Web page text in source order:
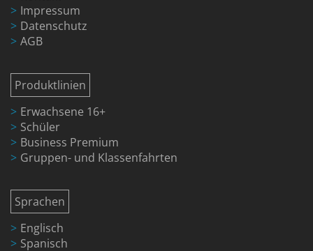
Impressum
Datenschutz
AGB
Produktlinien
Erwachsene 16+
Schüler
Business Premium
Gruppen- und Klassenfahrten
Sprachen
Englisch
Spanisch